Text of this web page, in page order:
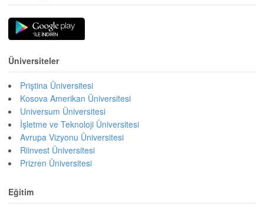
Üniversiteler
Priştina Üniversitesi
Kosova Amerikan Üniversitesi
Universum Üniversitesi
İşletme ve Teknoloji Üniversitesi
Avrupa Vizyonu Üniversitesi
Riinvest Üniversitesi
Prizren Üniversitesi
Eğitim